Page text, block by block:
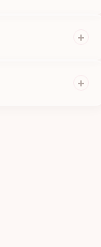
+
+